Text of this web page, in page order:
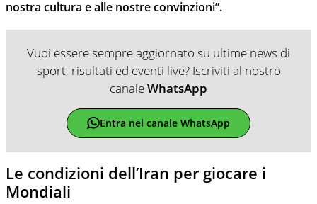
nostra cultura e alle nostre convinzioni”.
Vuoi essere sempre aggiornato su ultime news di
sport, risultati ed eventi live? Iscriviti al nostro
canaleWhatsApp
Entra nel canale WhatsApp
Le condizioni dell’Iran per giocare i
Mondiali